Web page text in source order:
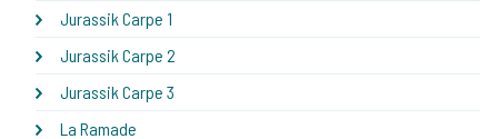
Jurassik Carpe 1
Jurassik Carpe 2
Jurassik Carpe 3
La Ramade